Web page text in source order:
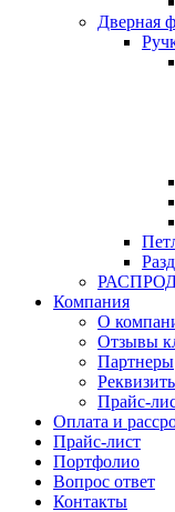
Дверная
Компания
О
Отзывы
Партнеры
Прайс-
Оплата и
Прайс-лист
Портфолио
Вопрос ответ
Контакты